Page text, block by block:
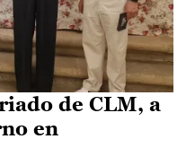
de CLM, a
en